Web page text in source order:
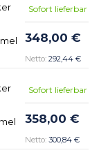
Sofort lieferbar
348,00 €
292,44 €
Sofort lieferbar
358,00 €
300,84 €